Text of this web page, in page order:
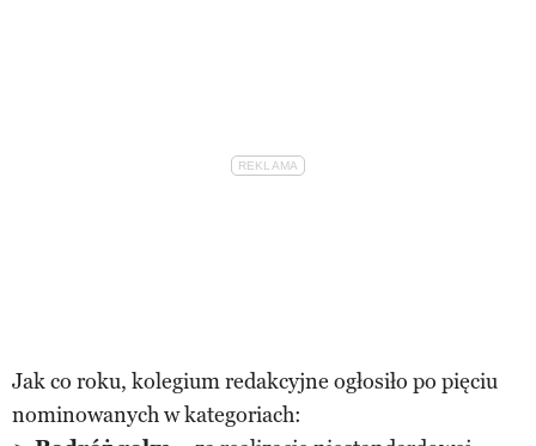
Jak co roku, kolegium redakcyjne ogłosiło po pięciu
nominowanych w kategoriach: